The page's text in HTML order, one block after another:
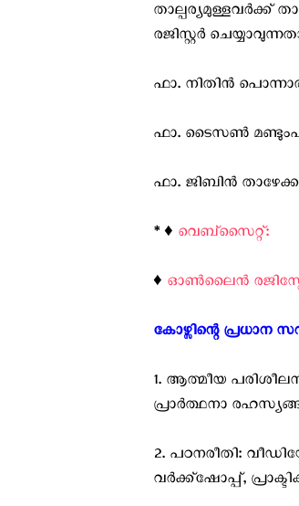
താല്പര്യമുള്ളവർക്ക്
രജിസ്റ്റർ
​ഫാ. നിതിൻ പൊന്നാരി
​ഫാ. ടൈസൺ മണ്ടുംപാൽ
​ഫാ. ജിബിൻ
* ♦️ വെബ്സൈറ്റ്:
♦️ ഓൺലൈൻ
കോഴ്സിന്റെ പ്രധാന
1. ​ആത്മീയ
പ്രാർത്ഥനാ
2. ​പഠനരീതി:
വർക്ക്ഷോപ്പ്,